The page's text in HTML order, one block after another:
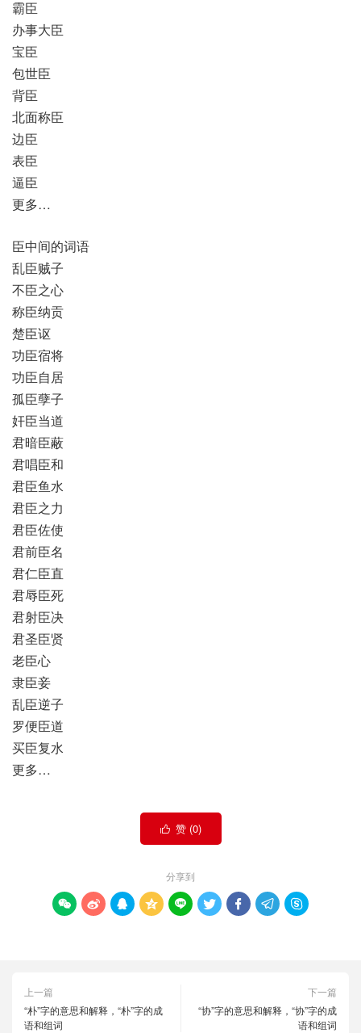
霸臣
办事大臣
宝臣
包世臣
背臣
北面称臣
边臣
表臣
逼臣
更多…
臣中间的词语
乱臣贼子
不臣之心
称臣纳贡
楚臣讴
功臣宿将
功臣自居
孤臣孽子
奸臣当道
君暗臣蔽
君唱臣和
君臣鱼水
君臣之力
君臣佐使
君前臣名
君仁臣直
君辱臣死
君射臣决
君圣臣贤
老臣心
隶臣妾
乱臣逆子
罗便臣道
买臣复水
更多…
 赞 (0)
分享到
        
上一篇
“朴”字的意思和解释，“朴”字的成
语和组词
下一篇
“协”字的意思和解释，“协”字的成
语和组词